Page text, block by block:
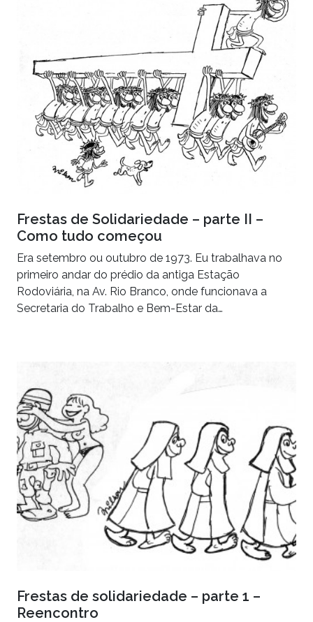
Frestas de Solidariedade – parte II –
Como tudo começou
Era setembro ou outubro de 1973. Eu trabalhava no
primeiro andar do prédio da antiga Estação
Rodoviária, na Av. Rio Branco, onde funcionava a
Secretaria do Trabalho e Bem-Estar da…
Frestas de solidariedade – parte 1 –
Reencontro